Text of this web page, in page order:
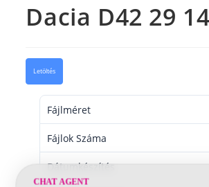
Dacia D42 29
Letöltés
Fájlméret
Fájlok Száma
Dátumkészítés
CHAT AGENT